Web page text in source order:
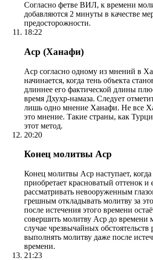
Согласно фетве ВИЛ, к времени
добавляются 2 минуты в качестве
предосторожности.
18:22
Аср (Ханафи)
Аср согласно одному из мнений в
начинается, когда тень объекта
длиннее его фактической длины
время Дхухр-намаза. Следует
лишь одно мнение Ханафи. Не все
это мнение. Такие страны, как
этот метод.
20:20
Конец молитвы Аср
Конец молитвы Аср наступает, когда
приобретает красноватый оттенок и
рассматривать невооруженным
грешным откладывать молитву за
после истечения этого времени
совершить молитву Аср до
случае чрезвычайных обстоятельств
выполнять молитву даже после
времени.
21:23